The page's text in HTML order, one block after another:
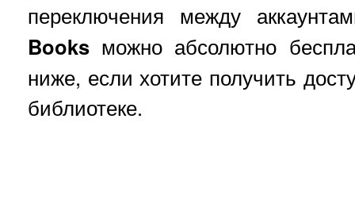
переключения между
Books можно абсолютно
ниже, если хотите получить
библиотеке.